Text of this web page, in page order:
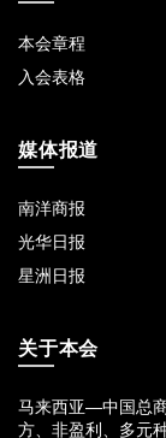
本会章程
入会表格
媒体报道
南洋商报
光华日报
星洲日报
关于本会
马来西亚—中国总
方、非盈利、多元